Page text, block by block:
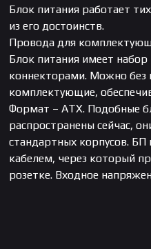
Блок питания работает
из его достоинств.
Провода для
Блок питания имеет
коннекторами. Можно
комплектующие,
Формат – ATX. Подобные
распространены сейчас,
стандартных корпусов. БП
кабелем, через который
розетке. Входное